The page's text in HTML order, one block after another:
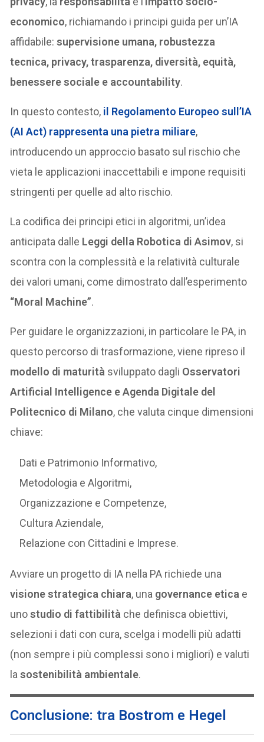
economico, richiamando i principi guida per un’IA
affidabile:supervisione umana, robustezza
tecnica, privacy, trasparenza, diversità, equità,
benessere sociale e accountability.
In questo contesto, il Regolamento Europeo sull’IA
(AI Act) rappresenta una pietra miliare,
introducendo un approccio basato sul rischio che
vieta le applicazioni inaccettabili e impone requisiti
stringenti per quelle ad alto rischio.
La codifica dei principi etici in algoritmi, un’idea
anticipata dalle Leggi della Robotica di Asimov, si
scontra con la complessità e la relatività culturale
dei valori umani, come dimostrato dall’esperimento
“Moral Machine”.
Per guidare le organizzazioni, in particolare le PA, in
questo percorso di trasformazione, viene ripreso il
modello di maturità sviluppato dagli Osservatori
Artificial Intelligence e Agenda Digitale del
Politecnico di Milano, che valuta cinque dimensioni
chiave:
Dati e Patrimonio Informativo,
Metodologia e Algoritmi,
Organizzazione e Competenze,
Cultura Aziendale,
Relazione con Cittadini e Imprese.
Avviare un progetto di IA nella PA richiede una
visione strategica chiara, una governance etica e
unostudio di fattibilità che definisca obiettivi,
selezioni i dati con cura, scelga i modelli più adatti
(non sempre i più complessi sono i migliori) e valuti
lasostenibilità ambientale.
Conclusione: tra Bostrom e Hegel